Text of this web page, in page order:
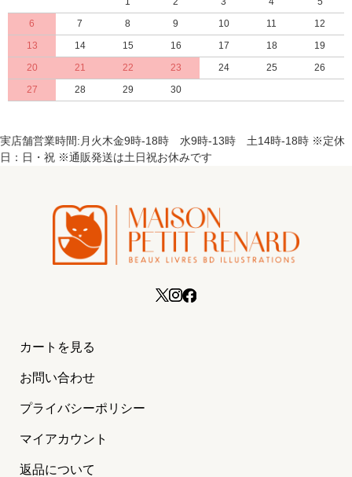
6
7 8 9 10 11
12
13
14 15 16 17 18
19
20
21 22 23 24 25
26
27
28 29 30
実店舗営業時間:月火木金9時-18時 水9時-13時 土14時-18時 ※定休
日：日・祝 ※通販発送は土日祝お休みです
カートを見る
お問い合わせ
プライバシーポリシー
マイアカウント
返品について